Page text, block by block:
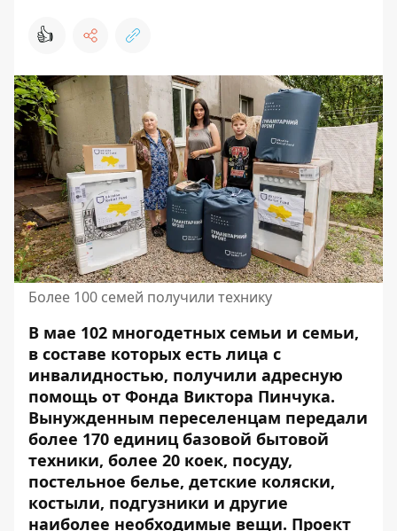
👍
Более 100 семей получили технику
В мае 102 многодетных семьи и семьи,
в составе которых есть лица с
инвалидностью, получили адресную
помощь от Фонда Виктора Пинчука.
Вынужденным переселенцам передали
более 170 единиц базовой бытовой
техники, более 20 коек, посуду,
постельное белье, детские коляски,
костыли, подгузники и другие
наиболее необходимые вещи. Проект